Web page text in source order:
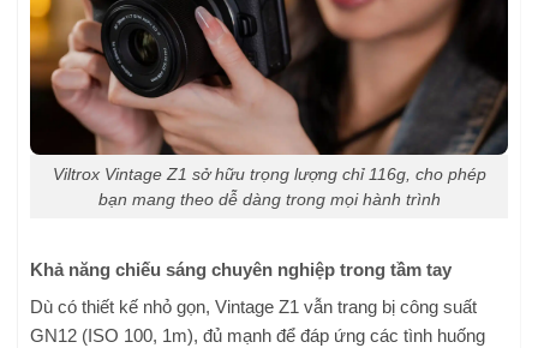
Viltrox Vintage Z1 sở hữu trọng lượng chỉ 116g, cho phép
bạn mang theo dễ dàng trong mọi hành trình
Khả năng chiếu sáng chuyên nghiệp trong tầm tay
Dù có thiết kế nhỏ gọn, Vintage Z1 vẫn trang bị công suất
GN12 (ISO 100, 1m), đủ mạnh để đáp ứng các tình huống